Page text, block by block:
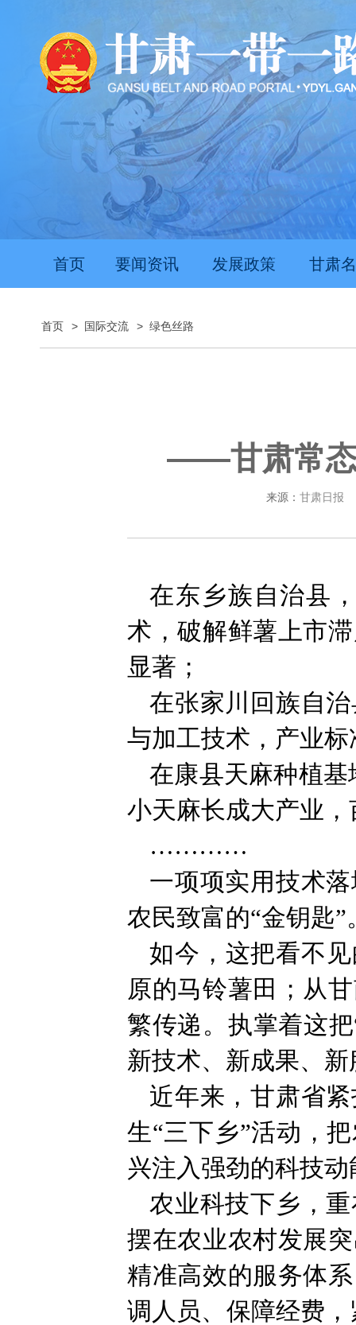
推动经济持续向新向优向好发展 甘肃上半年新
首页 要闻资讯 发展政策 甘肃
首页 > 国际交流 > 绿色丝路
——甘肃常态
来源： 甘肃日报
在东乡族自治县
术，破解鲜薯上市
显著；
在张家川回族自
与加工技术，产业
在康县天麻种植
小天麻长成大产业
…………
一项项实用技术
农民致富的“金钥匙”
如今，这把看不
原的马铃薯田；从
繁传递。执掌着这
新技术、新成果、
近年来，甘肃省
生“三下乡”活动，
兴注入强劲的科技动
农业科技下乡，
摆在农业农村发展
精准高效的服务体
调人员、保障经费